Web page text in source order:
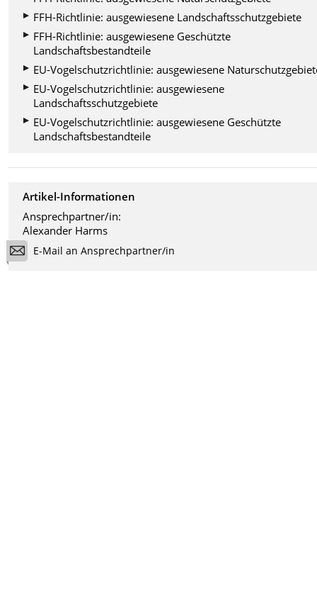
FFH-Richtlinie: ausgewiesene Landschaftsschutzgebiete
FFH-Richtlinie: ausgewiesene Geschützte
Landschaftsbestandteile
EU-Vogelschutzrichtlinie: ausgewiesene
EU-Vogelschutzrichtlinie: ausgewiesene
Landschaftsschutzgebiete
EU-Vogelschutzrichtlinie: ausgewiesene Geschützte
Landschaftsbestandteile
Artikel-Informationen
Ansprechpartner/in:
Alexander Harms
E-Mail an Ansprechpartner/in